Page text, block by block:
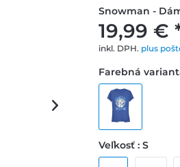
Snowman -
19,99 €
inkl. DPH. plus
Farebná
Veľkosť : S